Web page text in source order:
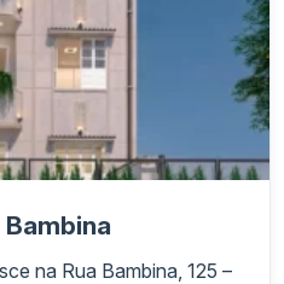
na Rua Bambina, 125 –